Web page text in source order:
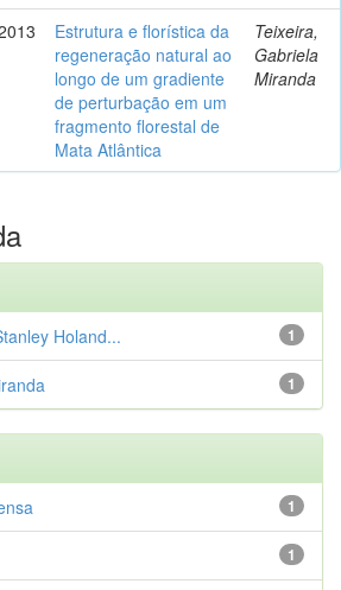
Estrutura e florística da
regeneração natural ao
longo de um gradiente
de perturbação em um
fragmento florestal de
Mata Atlântica
Teixeira,
Gabriela
Miranda
1
Holand...
1
1
1